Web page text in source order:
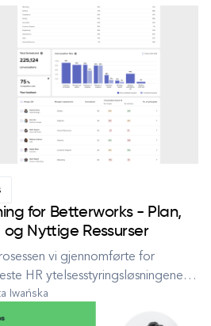
for Betterworks - Plan,
og Nyttige Ressurser
vi gjennomførte for
HR ytelsesstyringsløsningene
gratis ressurser. Forskning er
Diamond designprosessen og i
Iwańska